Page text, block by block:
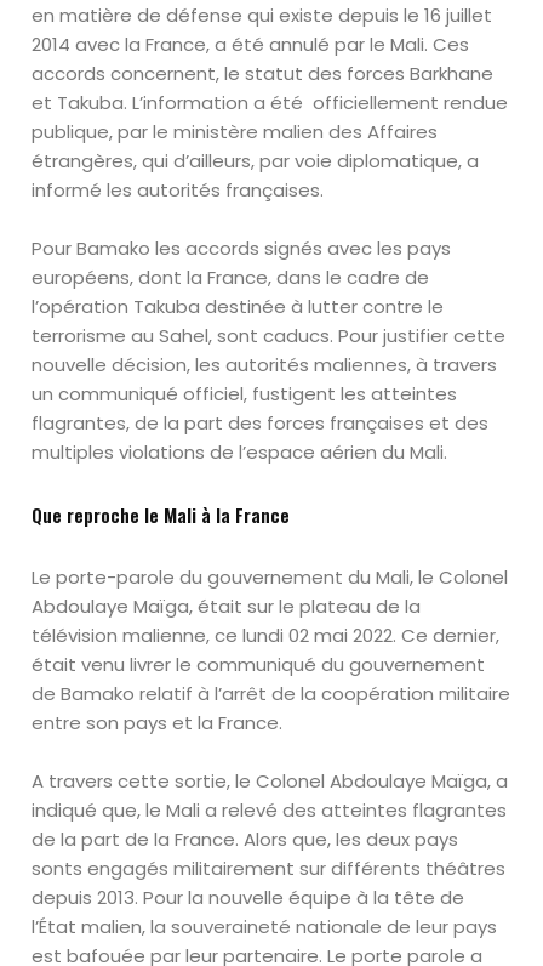
en matière de défense qui existe depuis le 16 juillet
2014 avec la France, a été annulé par le Mali. Ces
accords concernent, le statut des forces Barkhane
et Takuba. L’information a été officiellement rendue
publique, par le ministère malien des Affaires
étrangères, qui d’ailleurs, par voie diplomatique, a
informé les autorités françaises.
Pour Bamako les accords signés avec les pays
européens, dont la France, dans le cadre de
l’opération Takuba destinée à lutter contre le
terrorisme au Sahel, sont caducs. Pour justifier cette
nouvelle décision, les autorités maliennes, à travers
un communiqué officiel, fustigent les atteintes
flagrantes, de la part des forces françaises et des
multiples violations de l’espace aérien du Mali.
Que reproche le Mali à la France
Le porte-parole du gouvernement du Mali, le Colonel
Abdoulaye Maïga, était sur le plateau de la
télévision malienne, ce lundi 02 mai 2022. Ce dernier,
était venu livrer le communiqué du gouvernement
de Bamako relatif à l’arrêt de la coopération militaire
entre son pays et la France.
A travers cette sortie, le Colonel Abdoulaye Maïga, a
indiqué que, le Mali a relevé des atteintes flagrantes
de la part de la France. Alors que, les deux pays
sonts engagés militairement sur différents théâtres
depuis 2013. Pour la nouvelle équipe à la tête de
l’État malien, la souveraineté nationale de leur pays
est bafouée par leur partenaire. Le porte parole a